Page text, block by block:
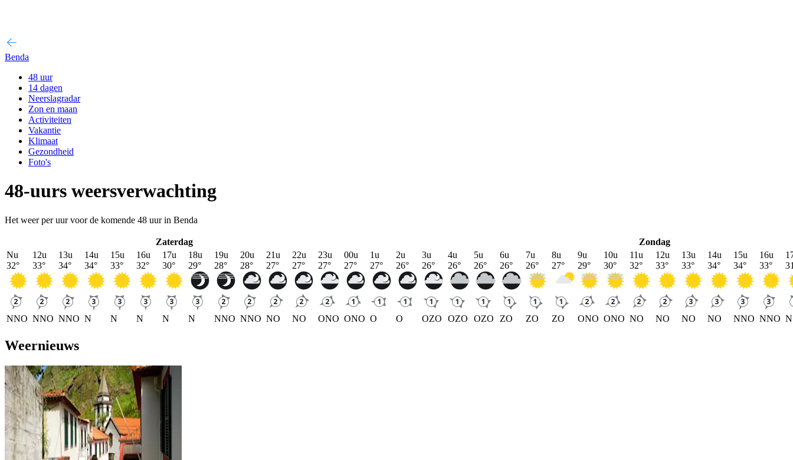
Benda
48 uur
14 dagen
Neerslagradar
Zon en maan
Activiteiten
Vakantie
Klimaat
Gezondheid
Foto's
48-uurs weersverwachting
Het weer per uur voor de komende 48 uur in Benda
Zaterdag
Zondag
Nu
32°
NNO
12u
33°
NNO
13u
34°
NNO
14u
34°
N
15u
33°
N
16u
32°
N
17u
30°
N
18u
29°
N
19u
28°
NNO
20u
28°
NNO
21u
27°
NO
22u
27°
NO
23u
27°
ONO
00u
27°
ONO
1u
27°
O
2u
26°
O
3u
26°
OZO
4u
26°
OZO
5u
26°
OZO
6u
26°
ZO
7u
26°
ZO
8u
27°
ZO
9u
29°
ONO
10u
30°
ONO
11u
32°
NO
12u
33°
NO
13u
33°
NO
14u
34°
NO
15u
34°
NNO
16u
33°
NNO N
Weernieuws